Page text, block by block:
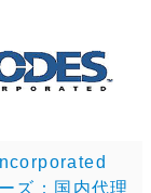
ズ：国内代理